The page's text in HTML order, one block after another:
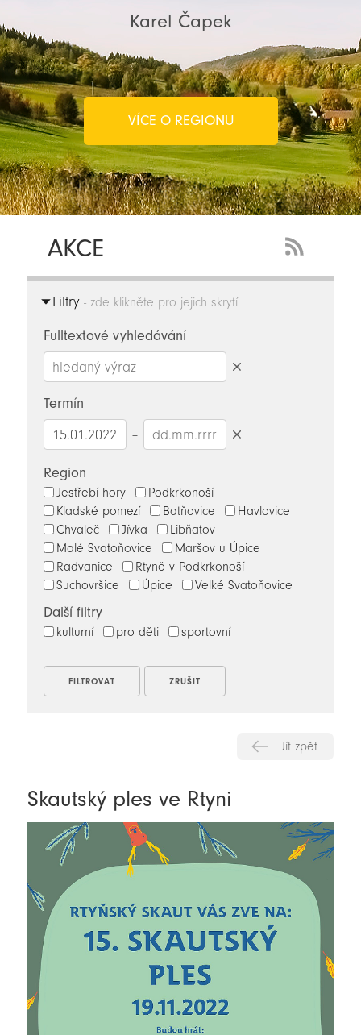
Karel Čapek
VÍCE O REGIONU
AKCE
Feed
Filtry- zde klikněte pro jejich skrytí
Fulltextové vyhledávání
Termín
–
Region
Jestřebí hory
Podkrkonoší
Kladské pomezí
Batňovice
Havlovice
Chvaleč
Jívka
Libňatov
Malé Svatoňovice
Maršov u Úpice
Radvanice
Rtyně v Podkrkonoší
Suchovršice
Úpice Velké Svatoňovice
Další filtry
kulturní pro děti sportovní
Jít zpět
Skautský ples ve Rtyni